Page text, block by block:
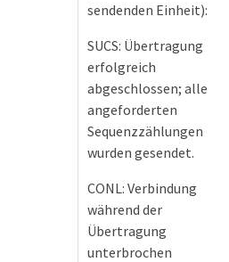
sendenden Einheit):
SUCS: Übertragung
erfolgreich
abgeschlossen; alle
angeforderten
Sequenzzählungen
wurden gesendet.
CONL: Verbindung
während der
Übertragung
unterbrochen